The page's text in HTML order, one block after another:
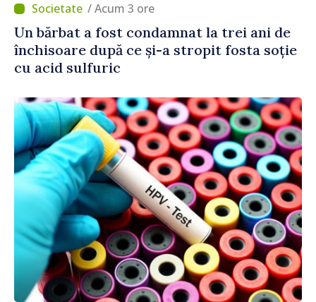
/ Acum 3 ore
Un bărbat a fost condamnat la trei ani de
închisoare după ce și-a stropit fosta soție
cu acid sulfuric